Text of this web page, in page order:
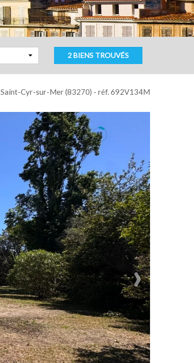
2 BIENS TROUVÉS
Saint-Cyr-sur-Mer (83270) - réf. 692V134M